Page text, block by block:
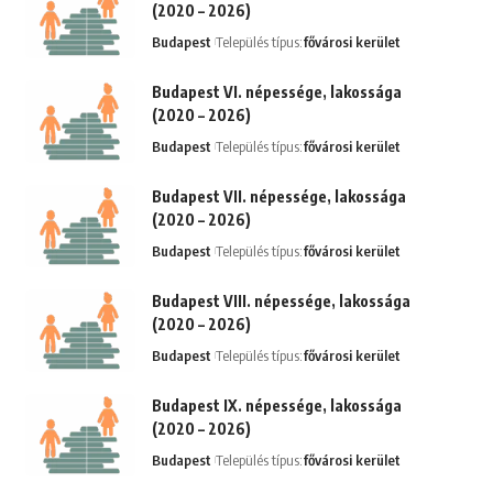
(2020 – 2026)
Budapest Település típus:fővárosi kerület
Budapest VI. népessége, lakossága
(2020 – 2026)
Budapest Település típus:fővárosi kerület
Budapest VII. népessége, lakossága
(2020 – 2026)
Budapest Település típus:fővárosi kerület
Budapest VIII. népessége, lakossága
(2020 – 2026)
Budapest Település típus:fővárosi kerület
Budapest IX. népessége, lakossága
(2020 – 2026)
Budapest Település típus:fővárosi kerület